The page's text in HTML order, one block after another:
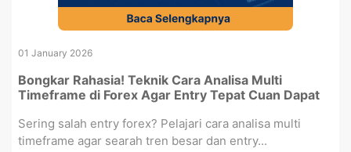
01 January 2026
Bongkar Rahasia! Teknik Cara Analisa Multi
Timeframe di Forex Agar Entry Tepat Cuan Dapat
Sering salah entry forex? Pelajari cara analisa multi
timeframe agar searah tren besar dan entry...